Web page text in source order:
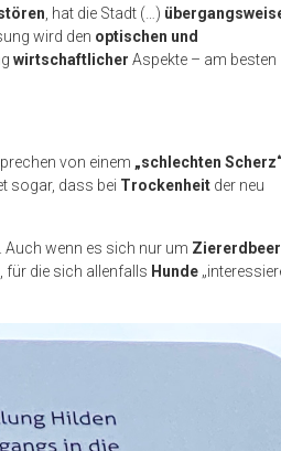
, hat die Stadt (…)
wird den optischen und
wirtschaftlicher Aspekte – am besten
von einem „schlechten
sogar, dass bei Trockenheit der neu
. Auch wenn es sich nur um
für die sich allenfalls Hunde